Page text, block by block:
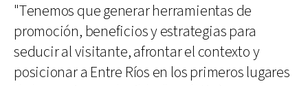
"Tenemos que generar herramientas de
promoción, beneficios y estrategias para
seducir al visitante, afrontar el contexto y
posicionar a Entre Ríos en los primeros lugares